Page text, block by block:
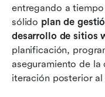
entregando a
sólido plan de
desarrollo de sitios
planificación,
aseguramiento de la
iteración posterior al